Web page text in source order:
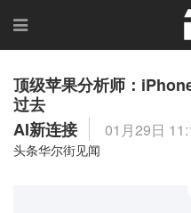
顶级苹果分析师：
过去
AI新连接
01月29日
头条华尔街见闻